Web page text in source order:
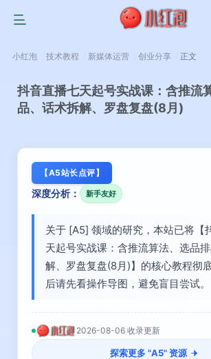
小红泡 技术教程 新媒体运营 创业分享 正文
抖音直播七天起号实战课：含推流
品、话术拆解、罗盘复盘(8月)
【A5站长点评】
深度分析： 新手友好
关于 [A5] 领域的研究，本站已将【
天起号实战课：含推流算法、选品
解、罗盘复盘(8月)】的核心教程彻
后请先看操作导图，避免盲目尝试。
2026-08-06 收录更新
探索更多 "A5" 资源